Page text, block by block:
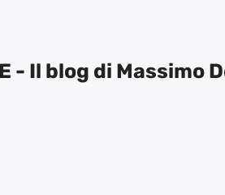
- Il blog di Massimo